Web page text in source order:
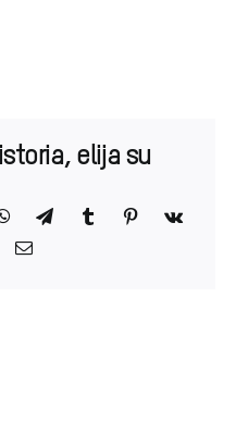
elija su